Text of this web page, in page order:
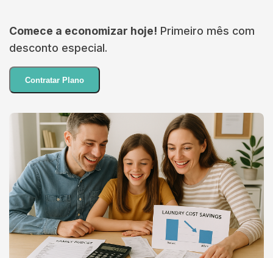
Comece a economizar hoje! Primeiro mês com
desconto especial.
Contratar Plano